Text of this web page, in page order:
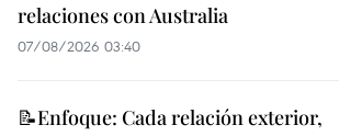
relaciones con Australia
07/08/2026 03:40
📝Enfoque: Cada relación exterior,